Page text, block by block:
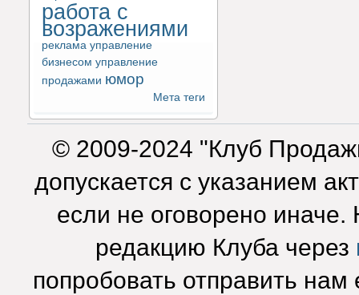
работа с
возражениями
реклама управление
бизнесом управление
продажами юмор
Мета теги
© 2009-2024 "Клуб
допускается с указанием
если не оговорено
редакцию Клуба через
попробовать отправить нам